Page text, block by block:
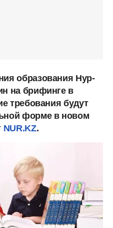
образования Нур-
на брифинге в
требования будут
форме в новом
NUR.KZ.